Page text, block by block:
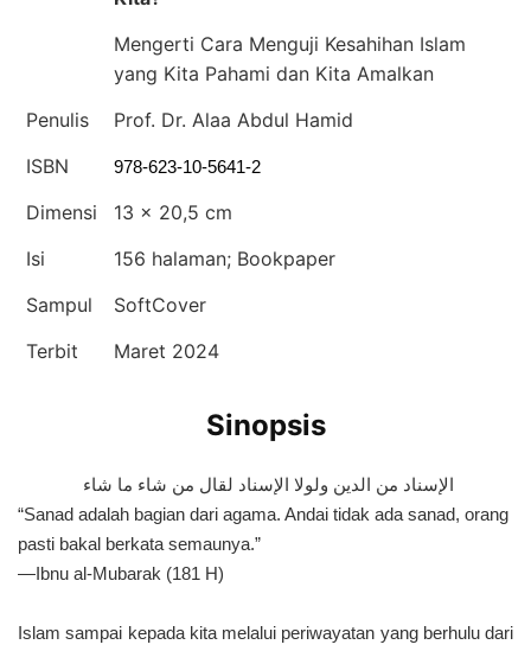
Mengerti Cara Menguji Kesahihan Islam
yang Kita Pahami dan Kita Amalkan
Penulis
Prof. Dr. Alaa Abdul Hamid
ISBN
978-623-10-5641-2
Dimensi
13 x 20,5 cm
Isi
156 halaman; Bookpaper
Sampul
SoftCover
Terbit
Maret 2024
Sinopsis
الإسناد من الدين ولولا الإسناد لقال من شاء ما شاء
“Sanad adalah bagian dari agama. Andai tidak ada sanad, orang
pasti bakal berkata semaunya.”
—Ibnu al-Mubarak (181 H)
Islam sampai kepada kita melalui periwayatan yang berhulu dari